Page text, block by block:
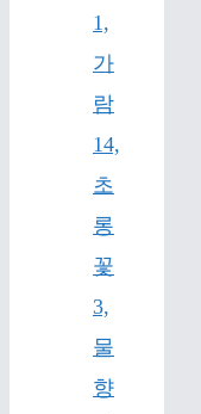
1,
가
람
14,
초
롱
꽃
3,
물
향